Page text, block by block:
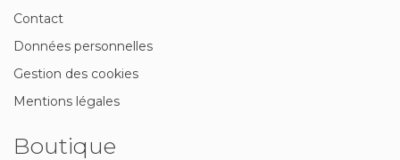
Contact
Données personnelles
Gestion des cookies
Mentions légales
Boutique